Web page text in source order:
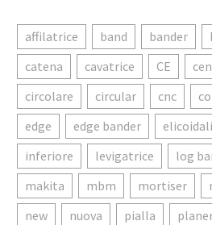
affilatrice band bander
catena
cavatrice CE
circolare
circular cnc
edge
edge bander elicoidali
inferiore
levigatrice log
makita
mbm mortiser
new
nuova pialla